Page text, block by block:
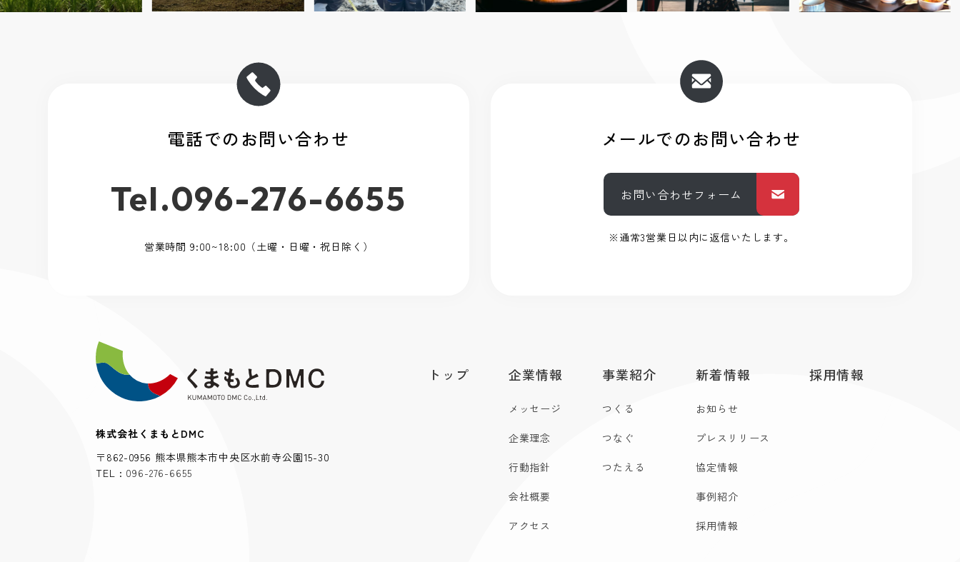
電話でのお問い合わせ
Tel.096-276-6655
営業時間 9:00~18:00（土曜・日曜・祝日除く）
メールでのお問い合わせ
お問い合わせフォーム
※通常3営業日以内に返信いたします。
株式会社くまもとDMC
〒862-0956 熊本県熊本市中央区水前寺公園15-30
TEL : 096-276-6655
トップ 企業情報
メッセージ
企業理念
行動指針
会社概要
アクセス
事業紹介
つくる
つなぐ
つたえる
新着情報
お知らせ
プレスリリース
協定情報
事例紹介
採用情報
採用情報